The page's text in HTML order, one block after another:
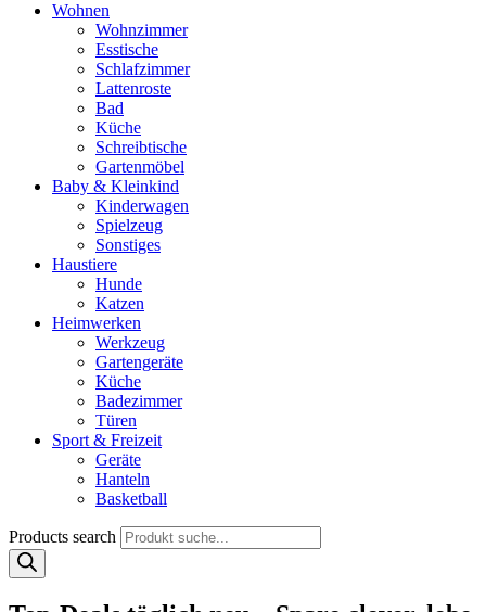
Wohnen
Wohnzimmer
Esstische
Schlafzimmer
Lattenroste
Bad
Küche
Schreibtische
Gartenmöbel
Baby & Kleinkind
Kinderwagen
Spielzeug
Sonstiges
Haustiere
Hunde
Katzen
Heimwerken
Werkzeug
Gartengeräte
Küche
Badezimmer
Türen
Sport & Freizeit
Geräte
Hanteln
Basketball
Products search